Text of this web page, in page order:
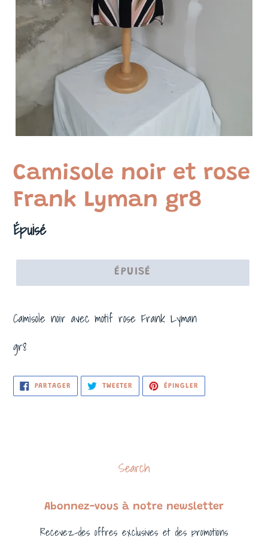
Camisole noir et rose
Frank Lyman gr8
Prix
Épuisé
ÉPUISÉ
Camisole noir avec motif rose Frank Lyman
gr8
PARTAGER PARTAGER
FACEBOOK
TWEETER
TWEETER
TWITTER
ÉPINGLER
PINTEREST
Search
Abonnez-vous à notre newsletter
Recevez-des offres exclusives et des promotions